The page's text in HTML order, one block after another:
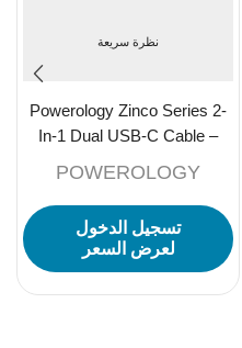
نظرة سريعة
Powerology Zinco Series 2-
In-1 Dual USB-C Cable –
POWEROLOGY
تسجيل الدخول
لعرض السعر